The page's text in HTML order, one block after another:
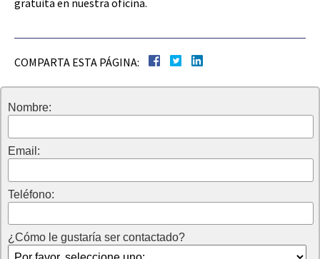
gratuita en nuestra oficina.
COMPARTA ESTA PÁGINA:
Nombre:
Email:
Teléfono:
¿Cómo le gustaría ser contactado?